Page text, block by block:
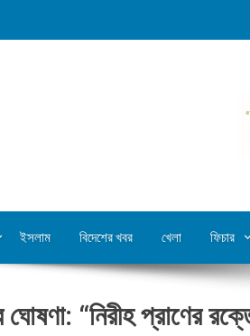
ইসলাম বিদেশের খবর খেলা ফিচার
“নিরীহ প্রাণের